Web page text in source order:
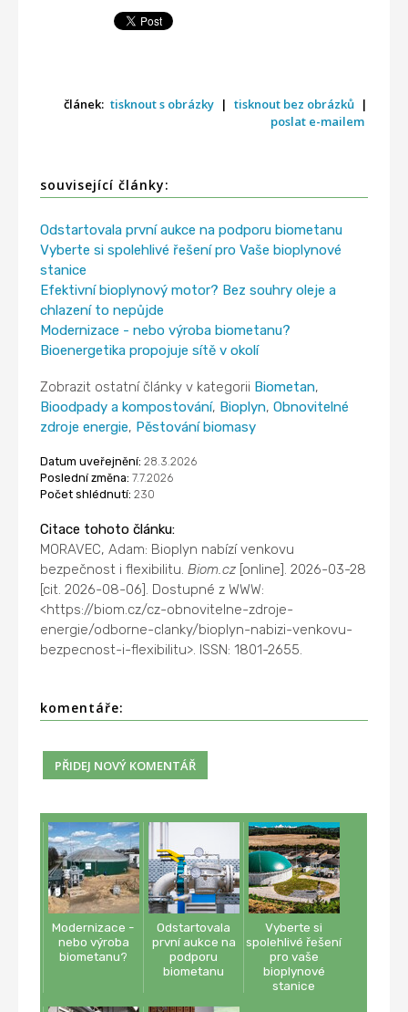
článek: tisknout s obrázky | tisknout bez obrázků |
poslat e-mailem
související články:
Odstartovala první aukce na podporu biometanu
Vyberte si spolehlivé řešení pro Vaše bioplynové
stanice
Efektivní bioplynový motor? Bez souhry oleje a
chlazení to nepůjde
Modernizace - nebo výroba biometanu?
Bioenergetika propojuje sítě v okolí
Zobrazit ostatní články v kategorii Biometan,
Bioodpady a kompostování, Bioplyn,Obnovitelné
zdroje energie, Pěstování biomasy
Datum uveřejnění: 28.3.2026
Poslední změna: 7.7.2026
Počet shlédnutí: 230
Citace tohoto článku:
MORAVEC, Adam: Bioplyn nabízí venkovu
bezpečnost i flexibilitu.Biom.cz [online]. 2026-03-28
[cit. 2026-08-06]. Dostupné z WWW:
<https://biom.cz/cz-obnovitelne-zdroje-
energie/odborne-clanky/bioplyn-nabizi-venkovu-
bezpecnost-i-flexibilitu>. ISSN: 1801-2655.
komentáře:
Modernizace -
nebo výroba
biometanu?
Odstartovala
první aukce na
podporu
biometanu
Vyberte si
spolehlivé řešení
pro vaše
bioplynové
stanice